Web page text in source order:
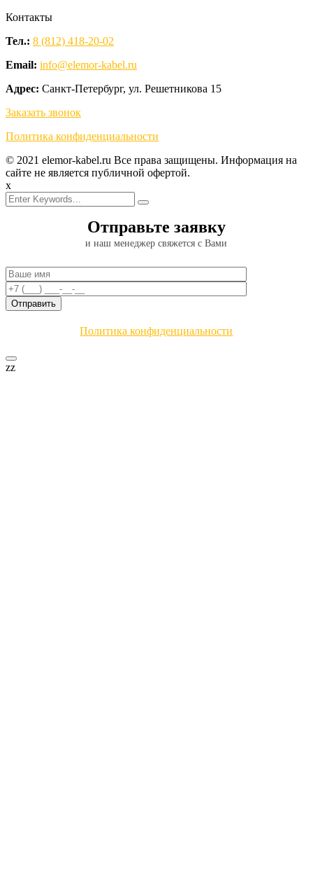
Контакты
Тел.: 8 (812) 418-20-02
Email: info@elemor-kabel.ru
Адрес: Санкт-Петербург, ул. Решетникова 15
Заказать звонок
Политика конфиденциальности
© 2021 elemor-kabel.ru Все права защищены. Информация на
сайте не является публичной офертой.
x
Отправьте заявку
и наш менеджер свяжется с Вами
Политика конфиденциальности
zz